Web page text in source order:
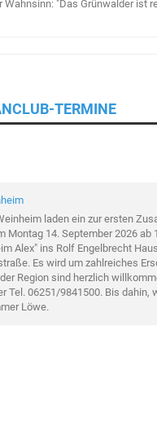
Wahnsinn: "Das Grünwalder ist
TERMINE
laden ein zur ersten
Montag 14. September 2026 ab
Alex" ins Rolf Engelbrecht
Es wird um zahlreiches
Region sind herzlich
Tel. 06251/9841500. Bis dahin,
Löwe.